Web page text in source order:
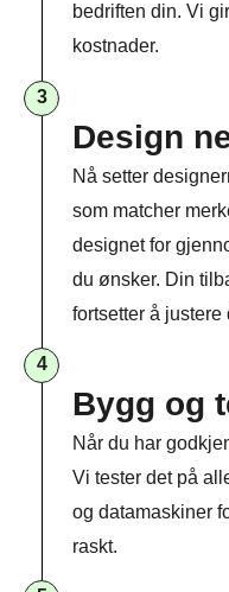
bedriften din. Vi
kostnader.
3
Design
Nå setter
som matcher
designet for
du ønsker. Din
fortsetter å
4
Bygg og
Når du har
Vi tester det på
og datamaskiner
raskt.
Behandle ditt
For å gi best mulig
informasjonskapsler
funksjoner.
Nødvendig
Preferanser
Statistikk
Markedsføring